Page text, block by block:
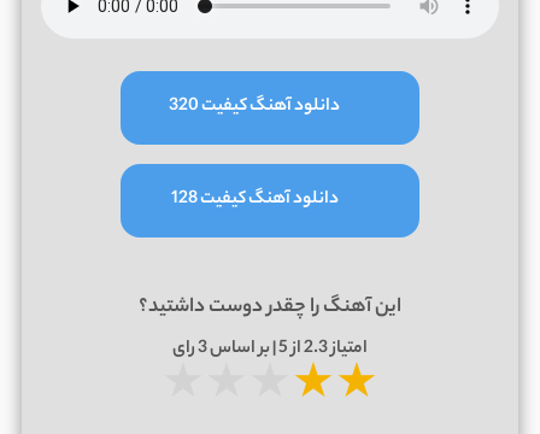
دانلود آهنگ کیفیت 320
دانلود آهنگ کیفیت 128
این آهنگ را چقدر دوست داشتید؟
امتیاز2.3از 5 | بر اساس 3رای
★★